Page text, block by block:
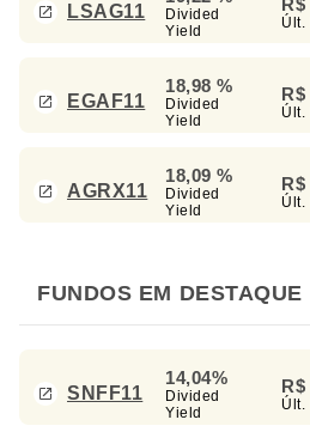
LSAG11
Divided
Yield
Últ.
EGAF11
18,98 %
Divided
Yield
R$
Últ.
AGRX11
18,09 %
Divided
Yield
R$
Últ.
FUNDOS EM DESTAQUE
SNFF11
14,04%
Divided
Yield
R$
Últ.